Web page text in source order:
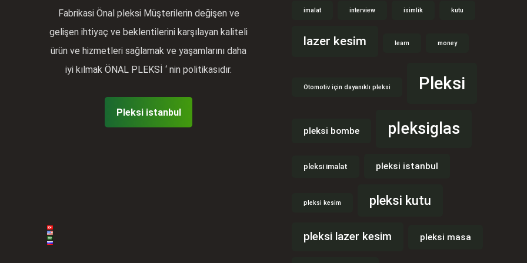
Fabrikasi Önal pleksi Müşterilerin değişen ve
gelişen ihtiyaç ve beklentilerini karşılayan kaliteli
ürün ve hizmetleri sağlamak ve yaşamlarını daha
iyi kılmak ÖNAL PLEKSİ ‘ nin politikasıdır.
Pleksi istanbul
imalat interview isimlik kutu
lazer kesim learn money
Otomotiv için dayanıklı pleksi Pleksi
pleksi bombe pleksiglas
pleksi imalat pleksi istanbul
pleksi kesim pleksi kutu
pleksi lazer kesim pleksi masa